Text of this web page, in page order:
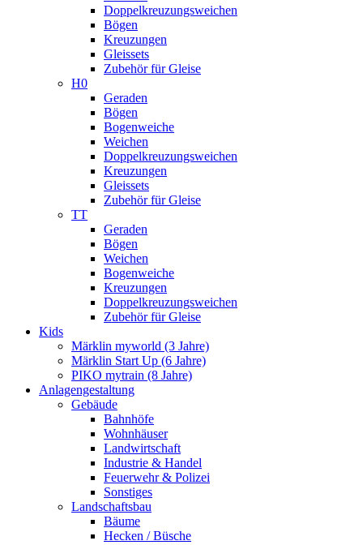
Doppelkreuzungsweichen
Bögen
Kreuzungen
Gleissets
Zubehör für Gleise
H0
Geraden
Bögen
Bogenweiche
Weichen
Doppelkreuzungsweichen
Kreuzungen
Gleissets
Zubehör für Gleise
TT
Geraden
Bögen
Weichen
Bogenweiche
Kreuzungen
Doppelkreuzungsweichen
Zubehör für Gleise
Kids
Märklin myworld (3 Jahre)
Märklin Start Up (6 Jahre)
PIKO mytrain (8 Jahre)
Anlagengestaltung
Gebäude
Bahnhöfe
Wohnhäuser
Landwirtschaft
Industrie & Handel
Feuerwehr & Polizei
Sonstiges
Landschaftsbau
Bäume
Hecken / Büsche